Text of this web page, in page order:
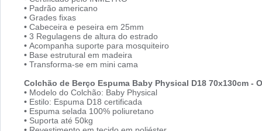
• Padrão americano
• Grades fixas
• Cabeceira e peseira em 25mm
• 3 Regulagens de altura do estrado
• Acompanha suporte para mosquiteiro
• Base estrutural em madeira
• Transforma-se em mini cama
Colchão de Berço Espuma Baby Physical D18 70x130cm -
• Modelo do Colchão: Baby Physical
• Estilo: Espuma D18 certificada
• Espuma selada 100% poliuretano
• Suporta até 50kg